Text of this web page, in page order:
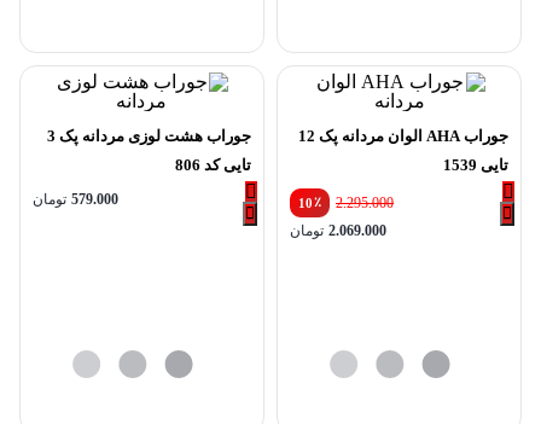
جوراب AHA الوان مردانه پک 12
تایی 1539
٪10 2.295.000
قیمت تومان 2.069.000
جوراب هشت لوزی مردانه پک 3
تایی کد 806
تومان 579.000